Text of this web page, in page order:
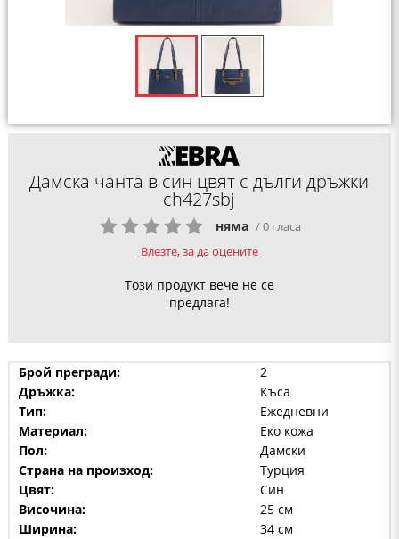
Дамска чанта в син цвят с дълги дръжки
ch427sbj
няма / 0 гласа
Влезте, за да оцените
Този продукт вече не се
предлага!
Брой прегради:
2
Дръжка:
Къса
Тип:
Ежедневни
Материал:
Еко кожа
Пол:
Дамски
Страна на произход:
Турция
Цвят:
Син
Височина:
25 см
Ширина:
34 см